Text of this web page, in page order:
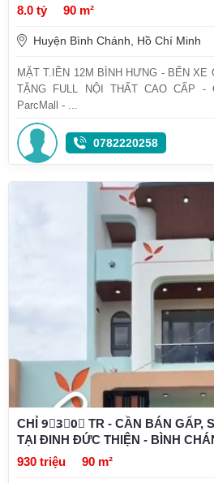
8.0 tỷ
90 m²
Huyện Bình Chánh, Hồ Chí Minh
MẶT T.IỀN 12M BÌNH HƯNG - BẾN XE
TẶNG FULL NỘI THẤT CAO CẤP -
ParcMall - ...
0782220258
CHỈ 9⃣3⃣0⃣ TR - CẦN BÁN GẤP,
TẠI ĐINH ĐỨC THIỆN - BÌNH
930 triệu
90 m²